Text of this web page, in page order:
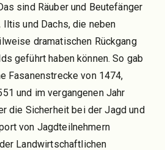
sind Räuber und Beutefänger
Iltis und Dachs, die neben
dramatischen Rückgang
geführt haben können. So gab
Fasanenstrecke von 1474,
und im vergangenen Jahr
die Sicherheit bei der Jagd und
von Jagdteilnehmern
Landwirtschaftlichen